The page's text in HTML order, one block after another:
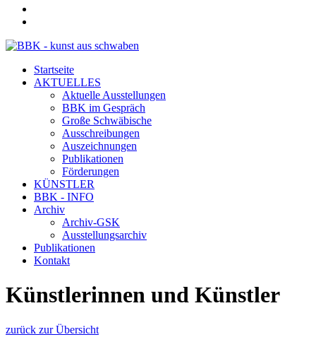
Startseite
AKTUELLES
Aktuelle Ausstellungen
BBK im Gespräch
Große Schwäbische
Ausschreibungen
Auszeichnungen
Publikationen
Förderungen
KÜNSTLER
BBK - INFO
Archiv
Archiv-GSK
Ausstellungsarchiv
Publikationen
Kontakt
Künstlerinnen und Künstler
zurück zur Übersicht